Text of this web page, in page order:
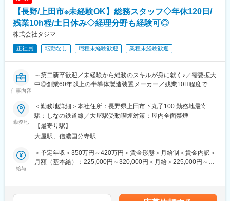
多くのお客様から支持される理由は 1台売って終わりというわけ
ではなくプロに徹した空調改善提案とメンテナンスの細やかさが
あるからです。
変更の範囲：会社の定める業務
・既存顧客との継続的な関係構築、フォロー営業
・新規海外顧客の開拓、市場情報の収集
・社内（技術・製造部門）との調整、量産立上げ支援
■組織構成：
■キャリアパス：
海外営業のスペシャリストとして専門性を高めるほか、将来的に
■働き方：
フレックスタイム制を導入し、業務状況に応じた柔軟な働き方が
可能。在宅ワーク制度や各種休暇制度も整っており、長期的に働
きやすい環境です。
■仕事の魅力：
【長野/上田市※未経験OK】総務スタッフ◇年休120日/
残業10h程/土日休み◇経理分野も経験可◎
株式会社タジマ
正社員 転勤なし 職種未経験歓迎 業種未経験歓迎
仕事内容
～第二新卒歓迎／未経験から総務のスキルが身に就く♪／需要拡大
中◎創業60年以上の半導体製造装置メーカー／残業10H程度でラ
に認定～
■主な業務内容：
総務業務をメインに、経理業務なども一部発生いたします。未経
験からバックオフィスの経験を付けることができる貴重なポジシ
ョンです！縁の下の力持ちになりたい、裏方で会社をサポートし
たい方必見です♪
・備品・消耗品の管理・発注
勤務地
＜勤務地詳細＞本社住所：長野県上田市下丸子100 勤務地最寄
駅：しなの鉄道線／大屋駅受動喫煙対策：屋内全面禁煙
【最寄り駅】
大屋駅、信濃国分寺駅
給与
＜予定年収＞350万円～420万円＜賃金形態＞月給制＜賃金内訳＞
月額（基本給）：225,000円～320,000円＜月給＞225,000円～
考を通じて上下する可能性があります。月給(月額)は固定手当を含